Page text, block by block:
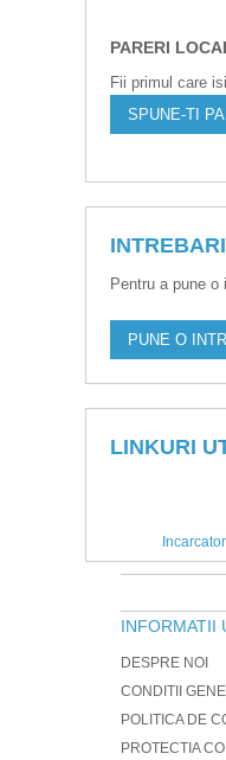
PARERI
Fii primul care
SPUNE-TI
INTREBARI
Pentru a pune
PUNE O
LINKURI
INFORMATII
DESPRE NOI
CONDITII
POLITICA DE
PROTECTIA